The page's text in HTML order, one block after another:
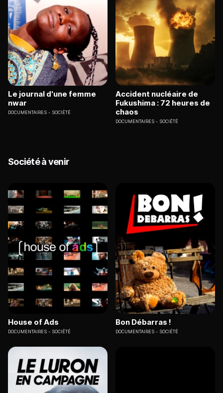
Le journal d'une femme
nwar
DOCUMENTAIRES SOCIÉTÉ
Accident nucléaire de
Fukushima : 72 heures de
chaos
DOCUMENTAIRES SOCIÉTÉ
Société à venir
House of Ads
DOCUMENTAIRES SOCIÉTÉ
Bon Débarras !
DOCUMENTAIRES SOCIÉTÉ